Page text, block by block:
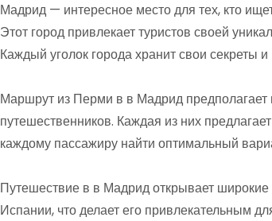
Мадрид — интересное место для тех, кто
Этот город привлекает туристов своей
Каждый уголок города хранит свои секреты
Маршрут из Перми в в Мадрид
путешественников. Каждая из них
каждому пассажиру найти оптимальный
Путешествие в в Мадрид открывает
Испании, что делает его привлекательным